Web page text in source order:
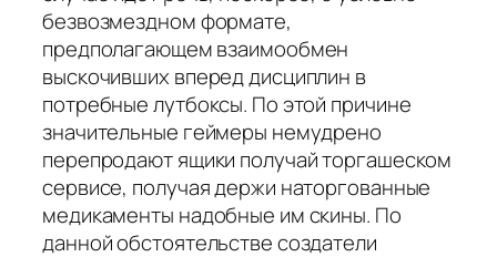
безвозмездном формате,
предполагающем взаимообмен
выскочивших вперед дисциплин в
потребные лутбоксы. По этой причине
значительные геймеры немудрено
перепродают ящики получай торгашеском
сервисе, получая держи наторгованные
медикаменты надобные им скины. По
данной обстоятельстве создатели